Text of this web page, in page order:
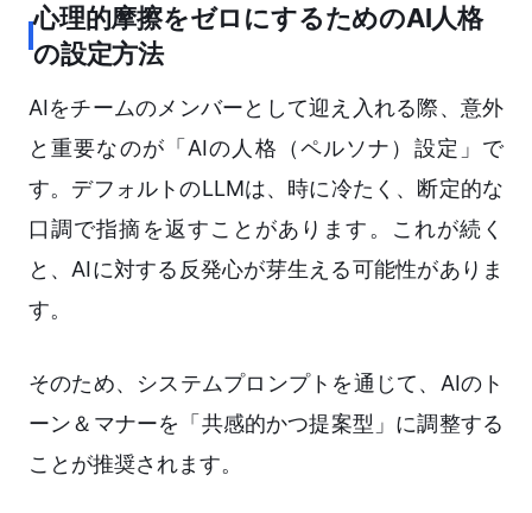
心理的摩擦をゼロにするためのAI人格
の設定方法
AIをチームのメンバーとして迎え入れる際、意外
と重要なのが「AIの人格（ペルソナ）設定」で
す。デフォルトのLLMは、時に冷たく、断定的な
口調で指摘を返すことがあります。これが続く
と、AIに対する反発心が芽生える可能性がありま
す。
そのため、システムプロンプトを通じて、AIのト
ーン＆マナーを「共感的かつ提案型」に調整する
ことが推奨されます。